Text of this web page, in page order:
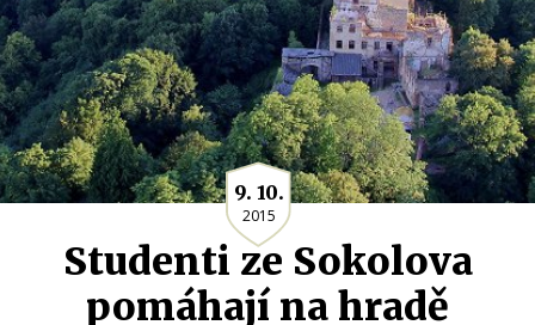
9. 10.
2015
Studenti ze Sokolova
pomáhají na hradě